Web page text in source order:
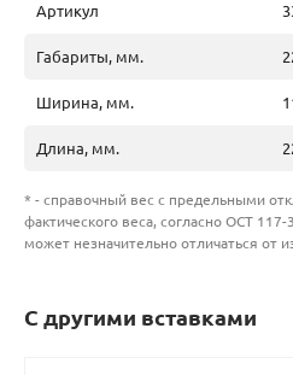
Артикул
Габариты, мм.
Ширина, мм.
Длина, мм.
* - справочный вес с предельными
фактического веса, согласно ОСТ
может незначительно отличаться от
С другими вставками